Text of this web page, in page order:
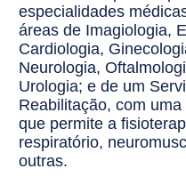
especialidades
áreas de Imagiologia,
Cardiologia,
Neurologia,
Urologia; e de um
Reabilitação, com
que permite a
respiratório,
outras.